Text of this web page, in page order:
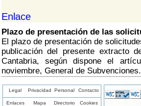
Enlace
Plazo de presentación de las
El plazo de presentación de
publicación del presente extracto
Cantabria, según dispone el
noviembre, General de Subvenciones.
Legal Privacidad Personal Contacto
Enlaces Mapa Directorio Cookies